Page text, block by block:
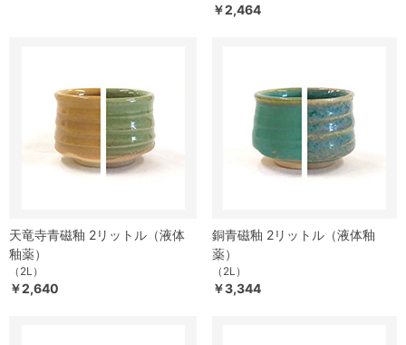
￥2,464
天竜寺青磁釉 2リットル（液体
釉薬）
（2L）
￥2,640
銅青磁釉 2リットル（液体釉
薬）
（2L）
￥3,344